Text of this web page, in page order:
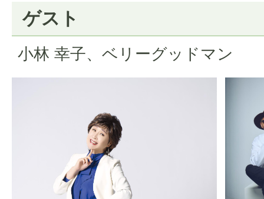
ゲスト
小林 幸子、ベリーグッドマン